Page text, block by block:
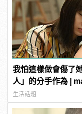
我怕這樣做會傷了
人」的分手作為 |
生活話題